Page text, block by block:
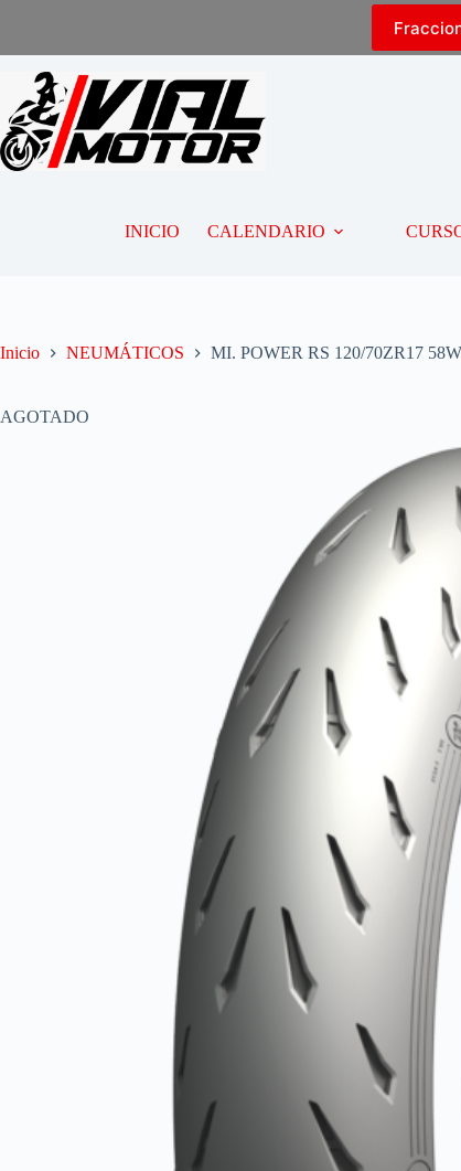
INICIO CALENDARIO
Inicio NEUMÁTICOS MI. POWER RS 120/70ZR17
AGOTADO